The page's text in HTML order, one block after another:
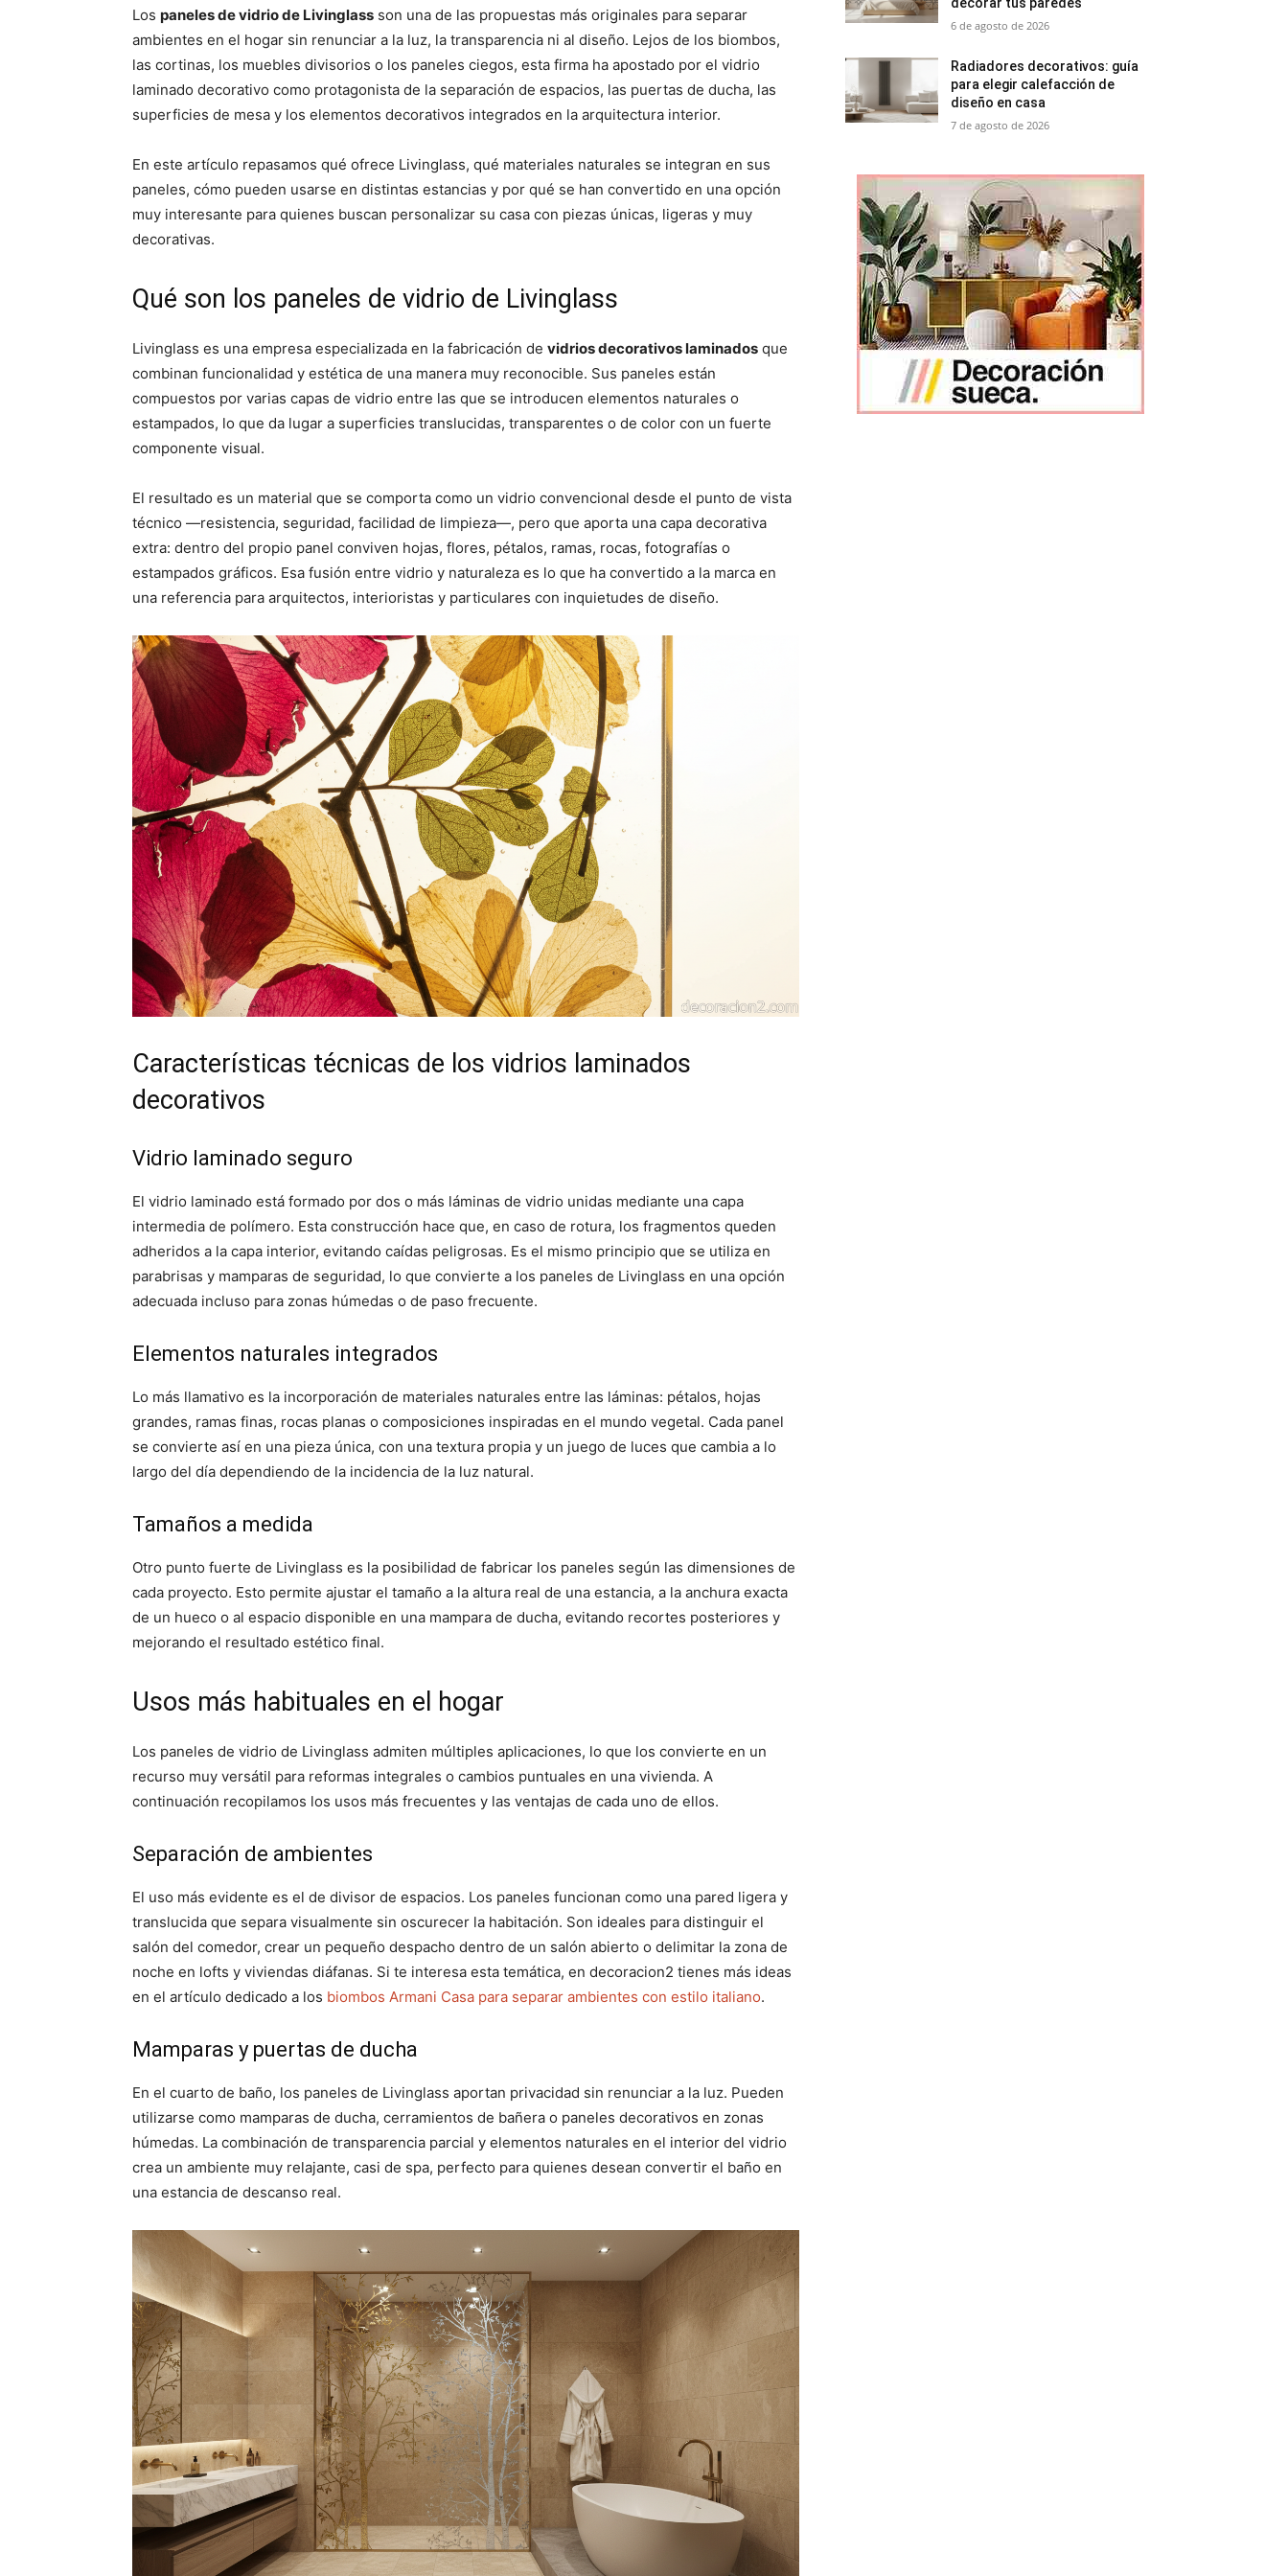
a
r
t
i
e
n
p
a
r
t
i
e
n
a
r
t
i
e
n
a
r
t
i
e
n
a
r
t
i
e
n
Los paneles de vidrio de Livinglass son una de las propuestas más originales para separar
ambientes en el hogar sin renunciar a la luz, la transparencia ni al diseño. Lejos de los biombos,
las cortinas, los muebles divisorios o los paneles ciegos, esta firma ha apostado por el vidrio
laminado decorativo como protagonista de la separación de espacios, las puertas de ducha, las
superficies de mesa y los elementos decorativos integrados en la arquitectura interior.
En este artículo repasamos qué ofrece Livinglass, qué materiales naturales se integran en sus
paneles, cómo pueden usarse en distintas estancias y por qué se han convertido en una opción
muy interesante para quienes buscan personalizar su casa con piezas únicas, ligeras y muy
decorativas.
Qué son los paneles de vidrio de Livinglass
Livinglass es una empresa especializada en la fabricación de vidrios decorativos laminados que
combinan funcionalidad y estética de una manera muy reconocible. Sus paneles están
compuestos por varias capas de vidrio entre las que se introducen elementos naturales o
estampados, lo que da lugar a superficies translucidas, transparentes o de color con un fuerte
componente visual.
El resultado es un material que se comporta como un vidrio convencional desde el punto de vista
técnico —resistencia, seguridad, facilidad de limpieza—, pero que aporta una capa decorativa
extra: dentro del propio panel conviven hojas, flores, pétalos, ramas, rocas, fotografías o
estampados gráficos. Esa fusión entre vidrio y naturaleza es lo que ha convertido a la marca en
una referencia para arquitectos, interioristas y particulares con inquietudes de diseño.
Características técnicas de los vidrios laminados
decorativos
Vidrio laminado seguro
El vidrio laminado está formado por dos o más láminas de vidrio unidas mediante una capa
intermedia de polímero. Esta construcción hace que, en caso de rotura, los fragmentos queden
adheridos a la capa interior, evitando caídas peligrosas. Es el mismo principio que se utiliza en
parabrisas y mamparas de seguridad, lo que convierte a los paneles de Livinglass en una opción
adecuada incluso para zonas húmedas o de paso frecuente.
Elementos naturales integrados
Lo más llamativo es la incorporación de materiales naturales entre las láminas: pétalos, hojas
grandes, ramas finas, rocas planas o composiciones inspiradas en el mundo vegetal. Cada panel
se convierte así en una pieza única, con una textura propia y un juego de luces que cambia a lo
largo del día dependiendo de la incidencia de la luz natural.
Tamaños a medida
Otro punto fuerte de Livinglass es la posibilidad de fabricar los paneles según las dimensiones de
cada proyecto. Esto permite ajustar el tamaño a la altura real de una estancia, a la anchura exacta
de un hueco o al espacio disponible en una mampara de ducha, evitando recortes posteriores y
mejorando el resultado estético final.
Usos más habituales en el hogar
Los paneles de vidrio de Livinglass admiten múltiples aplicaciones, lo que los convierte en un
recurso muy versátil para reformas integrales o cambios puntuales en una vivienda. A
continuación recopilamos los usos más frecuentes y las ventajas de cada uno de ellos.
Separación de ambientes
El uso más evidente es el de divisor de espacios. Los paneles funcionan como una pared ligera y
translucida que separa visualmente sin oscurecer la habitación. Son ideales para distinguir el
salón del comedor, crear un pequeño despacho dentro de un salón abierto o delimitar la zona de
noche en lofts y viviendas diáfanas. Si te interesa esta temática, en decoracion2 tienes más ideas
en el artículo dedicado a los biombos Armani Casa para separar ambientes con estilo italiano.
Mamparas y puertas de ducha
En el cuarto de baño, los paneles de Livinglass aportan privacidad sin renunciar a la luz. Pueden
utilizarse como mamparas de ducha, cerramientos de bañera o paneles decorativos en zonas
húmedas. La combinación de transparencia parcial y elementos naturales en el interior del vidrio
crea un ambiente muy relajante, casi de spa, perfecto para quienes desean convertir el baño en
una estancia de descanso real.
6 de agosto de 2026
Radiadores decorativos: guía
para elegir calefacción de
diseño en casa
7 de agosto de 2026